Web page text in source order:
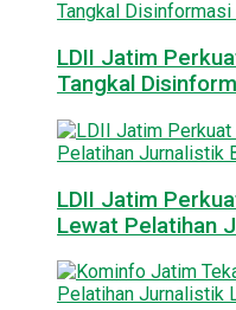
LDII Jatim
Tangkal
LDII Jatim
Lewat Pelatihan